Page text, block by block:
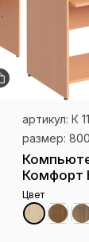
артикул: К
размер:
Комфорт
Цвет